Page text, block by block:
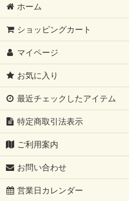
ホーム
ショッピングカート
マイページ
お気に入り
最近チェックしたアイテム
特定商取引法表示
ご利用案内
お問い合わせ
営業日カレンダー